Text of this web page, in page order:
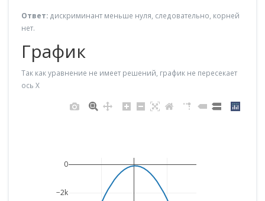
Ответ: дискриминант меньше нуля, следовательно, корней
нет.
График
Так как уравнение не имеет решений, график не пересекает
ось X
−2k
0